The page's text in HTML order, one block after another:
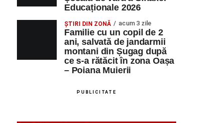
Educaționale 2026
ȘTIRI DIN ZONĂ acum 3 zile
Familie cu un copil de 2
ani, salvată de jandarmii
montani din Șugag după
ce s-a rătăcit în zona Oașa
– Poiana Muierii
PUBLICITATE